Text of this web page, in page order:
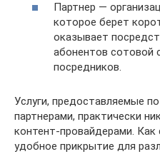
Партнер —
которое берет
оказывает
абонентов сотовой
посредников.
Услуги, предоставляемые
партнерами, практически
контент-провайдерами. Как
удобное прикрытие для